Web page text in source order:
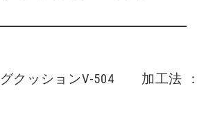
グクッションV-504　　加工法